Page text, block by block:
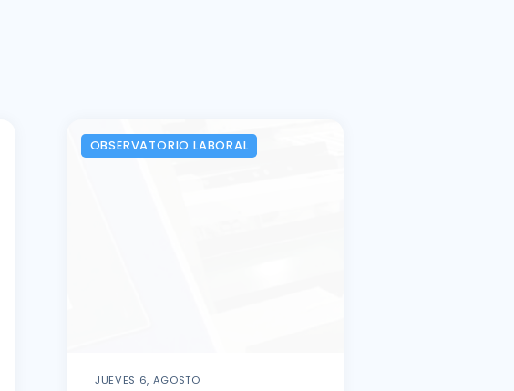
OBSERVATORIO LABORAL
JUEVES 6, AGOSTO